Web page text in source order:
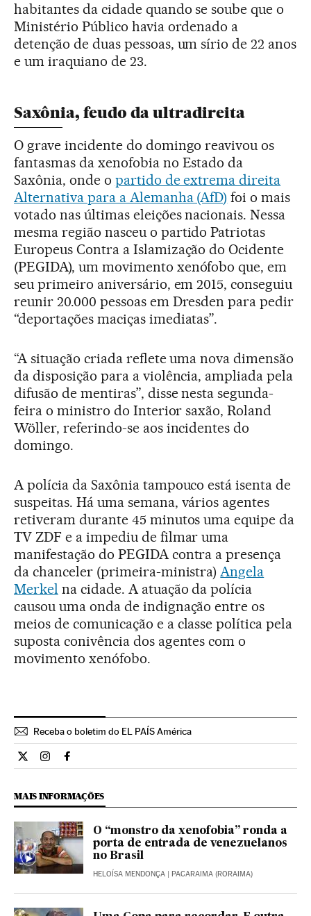
habitantes da cidade quando se soube que o
Ministério Público havia ordenado a
detenção de duas pessoas, um sírio de 22 anos
e um iraquiano de 23.
Saxônia, feudo da ultradireita
O grave incidente do domingo reavivou os
fantasmas da xenofobia no Estado da
Saxônia, onde o partido de extrema direita
Alternativa para a Alemanha (AfD) foi o mais
votado nas últimas eleições nacionais. Nessa
mesma região nasceu o partido Patriotas
Europeus Contra a Islamização do Ocidente
(PEGIDA), um movimento xenófobo que, em
seu primeiro aniversário, em 2015, conseguiu
reunir 20.000 pessoas em Dresden para pedir
“deportações maciças imediatas”.
“A situação criada reflete uma nova dimensão
da disposição para a violência, ampliada pela
difusão de mentiras”, disse nesta segunda-
feira o ministro do Interior saxão, Roland
Wöller, referindo-se aos incidentes do
domingo.
A polícia da Saxônia tampouco está isenta de
suspeitas. Há uma semana, vários agentes
retiveram durante 45 minutos uma equipe da
TV ZDF e a impediu de filmar uma
manifestação do PEGIDA contra a presença
da chanceler (primeira-ministra)Angela
Merkel na cidade. A atuação da polícia
causou uma onda de indignação entre os
meios de comunicação e a classe política pela
suposta conivência dos agentes com o
movimento xenófobo.
Receba o boletim do EL PAÍS América
Internacional El País Brasil en Twitter
Internacional El País Brasil en Instagram
Internacional El País Brasil en Facebook
MAIS INFORMAÇÕES
O “monstro da xenofobia” ronda a
porta de entrada de venezuelanos
no Brasil
HELOÍSA MENDONÇA | PACARAIMA (RORAIMA)